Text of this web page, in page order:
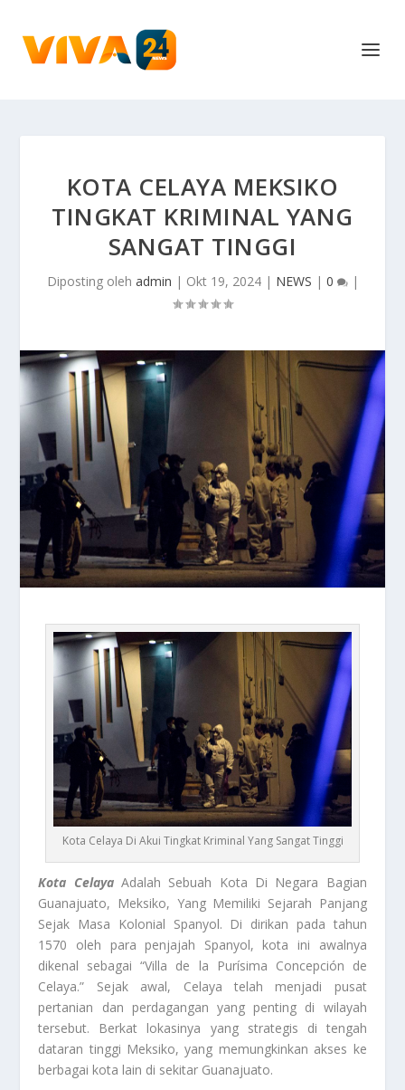
KOTA CELAYA MEKSIKO
TINGKAT KRIMINAL YANG
SANGAT TINGGI
Diposting oleh admin | Okt 19, 2024| NEWS | 0 |
Kota Celaya Di Akui Tingkat Kriminal Yang Sangat Tinggi
Kota CelayaAdalah Sebuah Kota Di Negara Bagian
Guanajuato, Meksiko, Yang Memiliki Sejarah Panjang
Sejak Masa Kolonial Spanyol. Di dirikan pada tahun
1570 oleh para penjajah Spanyol, kota ini awalnya
dikenal sebagai “Villa de la Purísima Concepción de
Celaya.” Sejak awal, Celaya telah menjadi pusat
pertanian dan perdagangan yang penting di wilayah
tersebut. Berkat lokasinya yang strategis di tengah
dataran tinggi Meksiko, yang memungkinkan akses ke
berbagai kota lain di sekitar Guanajuato.